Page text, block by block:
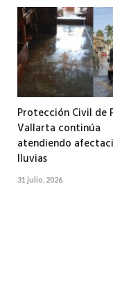
Protección Civil de
Vallarta continúa
atendiendo
lluvias
31 julio, 2026